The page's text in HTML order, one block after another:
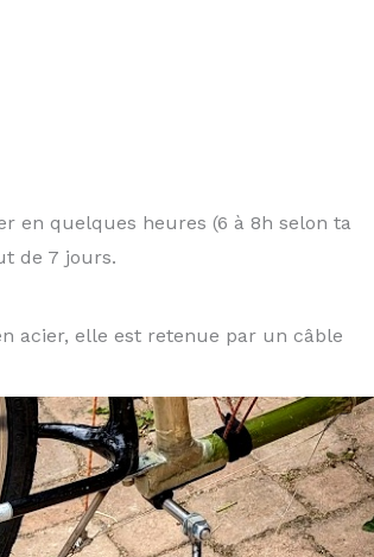
en quelques heures (6 à 8h selon ta
de 7 jours.
acier, elle est retenue par un câble